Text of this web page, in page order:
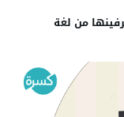
من لغة